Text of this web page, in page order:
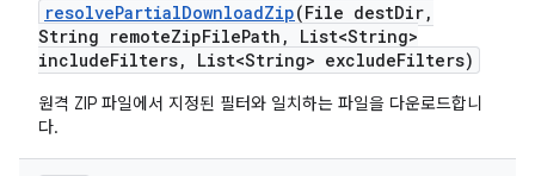
resolvePartialDownloadZip(File destDir,
String remoteZipFilePath ,
List<String>
includeFilters, List<String> excludeFilters)
원격 ZIP 파일에서 지정된 필터와 일치하는 파일을 다운로드합니
다.